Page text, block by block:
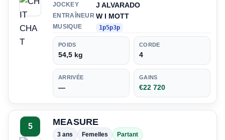
JOCKEY
J ALVARADO
ENTRAÎNEUR W I MOTT
MUSIQUE 1p5p3p
POIDS
54,5 kg
CORDE
4
ARRIVÉE
—
GAINS
€22 720
5 MEASURE
3 ans Femelles
Partant